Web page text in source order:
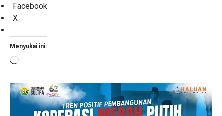
Facebook
X
Menyukai ini:
Memuat...